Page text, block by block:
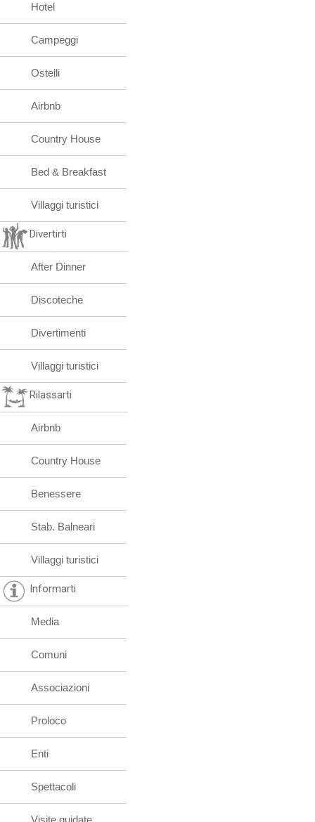
Hotel
Campeggi
Ostelli
Airbnb
Country House
Bed & Breakfast
Villaggi turistici
Divertirti
After Dinner
Discoteche
Divertimenti
Villaggi turistici
Rilassarti
Airbnb
Country House
Benessere
Stab. Balneari
Villaggi turistici
Informarti
Media
Comuni
Associazioni
Proloco
Enti
Spettacoli
Visite guidate